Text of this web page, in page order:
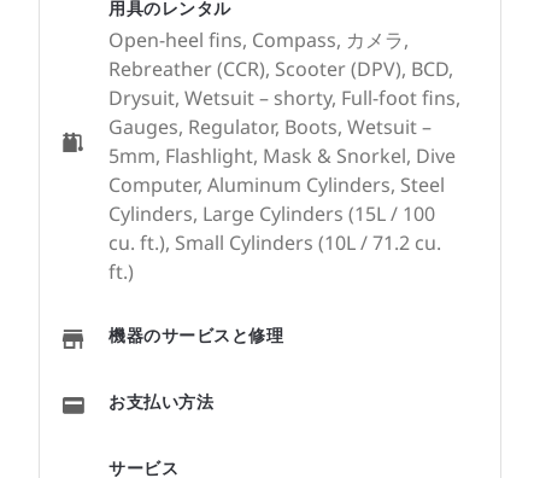
サービス
用具のレンタル
Open-heel fins, Compass, カメラ,
Rebreather (CCR), Scooter (DPV), BCD,
Drysuit, Wetsuit – shorty, Full-foot fins,
Gauges, Regulator, Boots, Wetsuit –
5mm, Flashlight, Mask & Snorkel, Dive
Computer, Aluminum Cylinders, Steel
Cylinders, Large Cylinders (15L / 100
cu. ft.), Small Cylinders (10L / 71.2 cu.
ft.)
機器のサービスと修理
お支払い方法